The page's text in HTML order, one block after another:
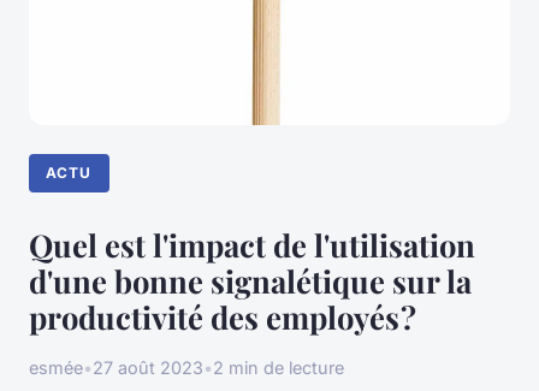
ACTU
Quel est l'impact de l'utilisation
d'une bonne signalétique sur la
productivité des employés ?
esmée•27 août 2023•2 min de lecture